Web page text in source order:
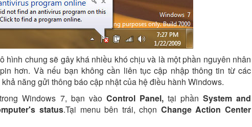
hình chung sẽ gây khá nhiều khó chịu và là một phần nguyên nhân
hơn. Và nếu bạn không cần liên tục cập nhập thông tin từ các
năng gửi thông báo cập nhật của hệ điều hành Windows.
Windows 7, bạn vào Control Panel,tại phần System and
status.Tại menu bên trái, chọn Change Action Center